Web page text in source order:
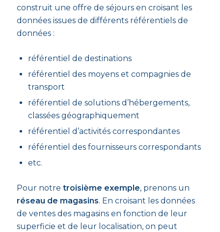
construit une offre de séjours en croisant les
données issues de différents référentiels de
données :
référentiel de destinations
référentiel des moyens et compagnies de
transport
référentiel de solutions d’hébergements,
classées géographiquement
référentiel d’activités correspondantes
référentiel des fournisseurs correspondants
etc.
Pour notre troisième exemple, prenons un
réseau de magasins. En croisant les données
de ventes des magasins en fonction de leur
superficie et de leur localisation, on peut